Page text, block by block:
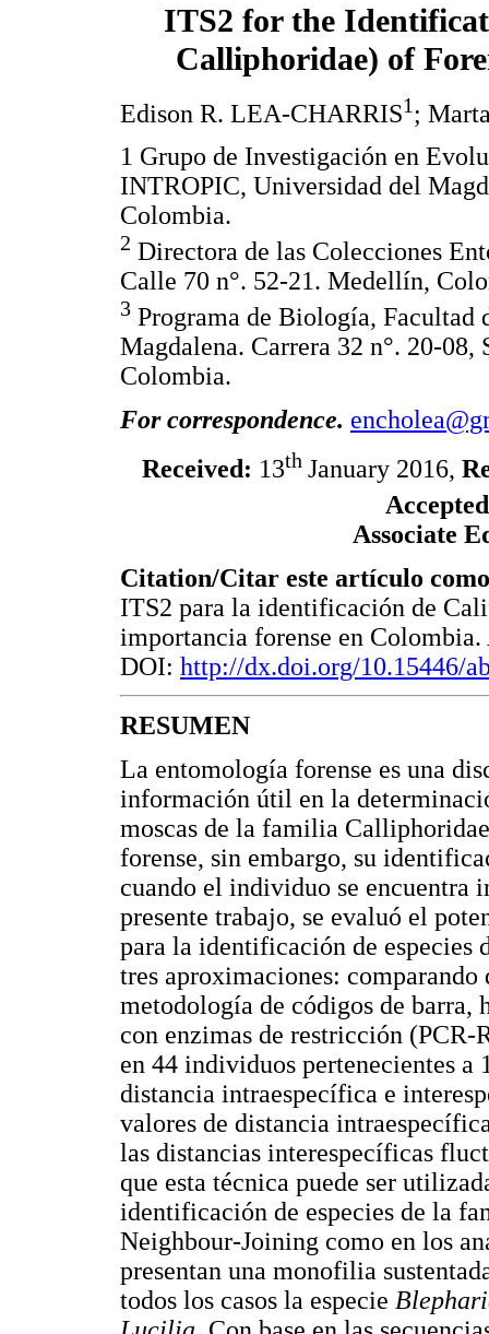
ITS2 for the
Calliphoridae) of
Edison R. LEA-CHARRIS1 ;
1 Grupo de Investigación en
INTROPIC, Universidad del
Colombia.
2 Directora de las Colecciones
Calle 70 n°. 52-21. Medellín,
3 Programa de Biología, Facultad
Magdalena. Carrera 32 n°. 20-
Colombia.
For correspondence.
Received: 13th January 2016,
Accepted
Associate
Citation/Citar este artículo como
ITS2 para la identificación de
importancia forense en
DOI: http://dx.doi.org/10.15446/
RESUMEN
La entomología forense es una
información útil en la
moscas de la familia
forense, sin embargo, su
cuando el individuo se encuentra
presente trabajo, se evaluó el
para la identificación de
tres aproximaciones:
metodología de códigos de
con enzimas de restricción (PCR-
en 44 individuos pertenecientes a
distancia intraespecífica e
valores de distancia
las distancias interespecíficas
que esta técnica puede ser
identificación de especies de la
Neighbour-Joining como en los
presentan una monofilia
todos los casos la especie